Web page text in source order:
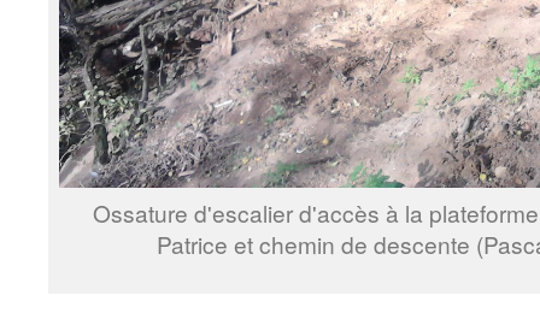
Ossature d'escalier d'accès à la
Patrice et chemin de descente